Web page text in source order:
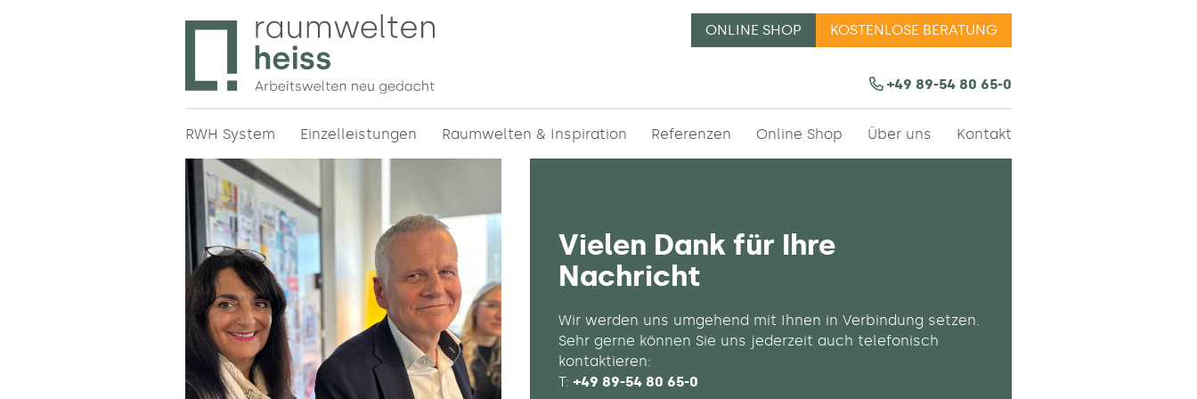
Raumweltenheiss – Bürodesign in München
Bürodesign in München – Professionelle Raumgliederungen | Beratung, Planung und Verkauf |Bürodesign ✔
Büroeinrichtung ✔ Ergonomie ✔ etc.
+49 89-54 80 65-0
ONLINE SHOP KOSTENLOSE BERATUNG
RWH System Einzelleistungen Raumwelten & Inspiration Referenzen Online Shop Über uns Kontakt
Vielen Dank für Ihre
Nachricht
Wir werden uns umgehend mit Ihnen in Verbindung setzen.
Sehr gerne können Sie uns jederzeit auch telefonisch
kontaktieren:
T:+49 89-54 80 65-0